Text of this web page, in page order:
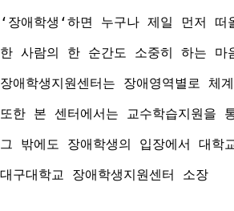
‘장애학생‘하면 누구나 제일 먼저
한 사람의 한 순간도 소중히 하는 마
장애학생지원센터는 장애영역별로
또한 본 센터에서는 교수학습지원을
그 밖에도 장애학생의 입장에서 대
대구대학교 장애학생지원센터 소장